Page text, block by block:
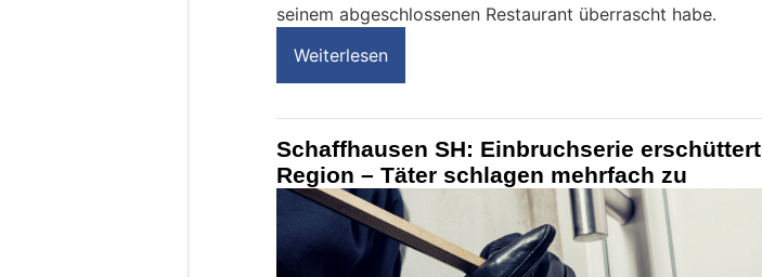
seinem abgeschlossenen Restaurant überrascht habe.
Weiterlesen
Schaffhausen SH: Einbruchserie erschüttert
Region – Täter schlagen mehrfach zu